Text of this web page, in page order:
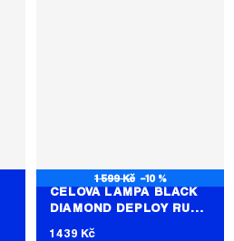
1 599 Kč –10 %
ČELOVÁ LAMPA BLACK
DIAMOND DEPLOY RUN
LIGHT
1 439 Kč